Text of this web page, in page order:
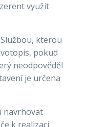
využít
kterou
pokud
neodpověděl
je určena
navrhovat
k realizaci